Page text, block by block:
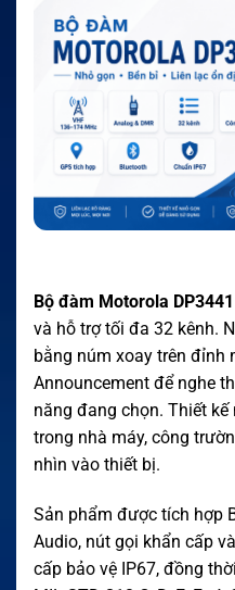
Bộ đàm Motorola DP3441
và hỗ trợ tối đa 32 kênh.
bằng núm xoay trên đỉnh
Announcement để nghe
năng đang chọn. Thiết
trong nhà máy, công
nhìn vào thiết bị.
Sản phẩm được tích hợp
Audio, nút gọi khẩn cấp
cấp bảo vệ IP67, đồng